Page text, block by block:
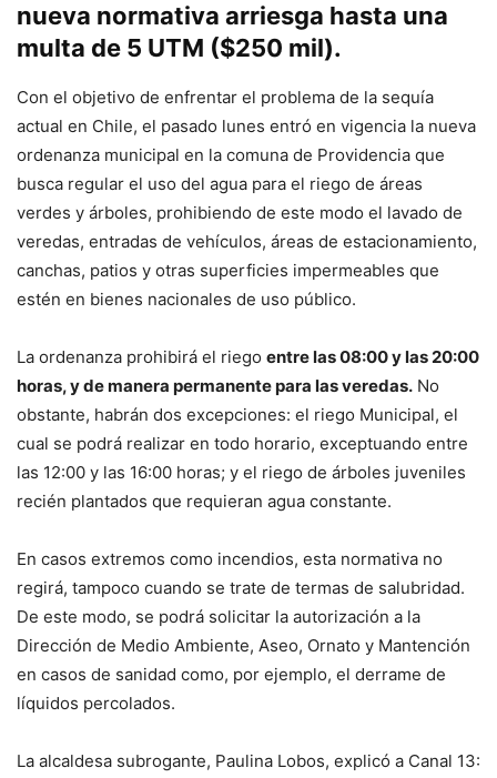
nueva normativa arriesga hasta una
multa de 5 UTM ($250 mil).
Con el objetivo de enfrentar el problema de la sequía
actual en Chile, el pasado lunes entró en vigencia la nueva
ordenanza municipal en la comuna de Providencia que
busca regular el uso del agua para el riego de áreas
verdes y árboles, prohibiendo de este modo el lavado de
veredas, entradas de vehículos, áreas de estacionamiento,
canchas, patios y otras superficies impermeables que
estén en bienes nacionales de uso público.
La ordenanza prohibirá el riego entre las 08:00 y las 20:00
horas, y de manera permanente para las veredas. No
obstante, habrán dos excepciones: el riego Municipal, el
cual se podrá realizar en todo horario, exceptuando entre
las 12:00 y las 16:00 horas; y el riego de árboles juveniles
recién plantados que requieran agua constante.
En casos extremos como incendios, esta normativa no
regirá, tampoco cuando se trate de termas de salubridad.
De este modo, se podrá solicitar la autorización a la
Dirección de Medio Ambiente, Aseo, Ornato y Mantención
en casos de sanidad como, por ejemplo, el derrame de
líquidos percolados.
La alcaldesa subrogante, Paulina Lobos, explicó a Canal 13: